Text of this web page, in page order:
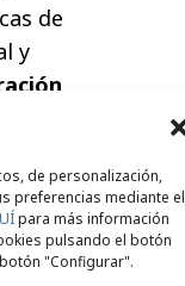
de personalización,
preferencias mediante el
para más información
pulsando el botón
"Configurar".
de
y